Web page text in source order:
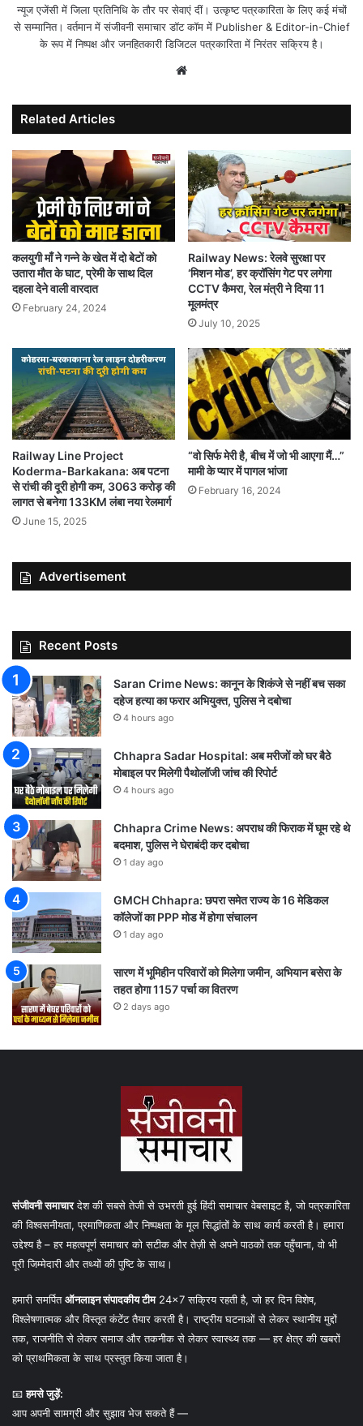
न्यूज एजेंसी में जिला प्रतिनिधि के तौर पर सेवाएं दीं। उत्कृष्ट पत्रकारिता के लिए कई मंचों
से सम्मानित। वर्तमान में संजीवनी समाचार डॉट कॉम में Publisher & Editor-in-Chief
के रूप में निष्पक्ष और जनहितकारी डिजिटल पत्रकारिता में निरंतर सक्रिय है।
Related Articles
कलयुगी माँ ने गन्ने के खेत में दो बेटों को
उतारा मौत के घाट, प्रेमी के साथ दिल
दहला देने वाली वारदात
February 24, 2024
Railway News: रेलवे सुरक्षा पर
‘मिशन मोड’, हर क्रॉसिंग गेट पर लगेगा
CCTV कैमरा, रेल मंत्री ने दिया 11
मूलमंत्र
July 10, 2025
Railway Line Project
Koderma-Barkakana: अब पटना
से रांची की दूरी होगी कम, 3063 करोड़ की
लागत से बनेगा 133KM लंबा नया रेलमार्ग
June 15, 2025
“वो सिर्फ मेरी है, बीच में जो भी आएगा मैं…”
मामी के प्यार में पागल भांजा
February 16, 2024
Advertisement
Recent Posts
Saran Crime News: कानून के शिकंजे से नहीं बच सका
दहेज हत्या का फरार अभियुक्त, पुलिस ने दबोचा
4 hours ago
Chhapra Sadar Hospital: अब मरीजों को घर बैठे
मोबाइल पर मिलेगी पैथोलॉजी जांच की रिपोर्ट
4 hours ago
Chhapra Crime News: अपराध की फिराक में घूम रहे थे
बदमाश, पुलिस ने घेराबंदी कर दबोचा
1 day ago
GMCH Chhapra: छपरा समेत राज्य के 16 मेडिकल
कॉलेजों का PPP मोड में होगा संचालन
1 day ago
सारण में भूमिहीन परिवारों को मिलेगा जमीन, अभियान बसेरा के
तहत होगा 1157 पर्चा का वितरण
2 days ago
संजीवनी समाचारदेश की सबसे तेजी से उभरती हुई हिंदी समाचार वेबसाइट है, जो पत्रकारिता
की विश्वसनीयता, प्रमाणिकता और निष्पक्षता के मूल सिद्धांतों के साथ कार्य करती है। हमारा
उद्देश्य है – हर महत्वपूर्ण समाचार को सटीक और तेज़ी से अपने पाठकों तक पहुँचाना, वो भी
पूरी जिम्मेदारी और तथ्यों की पुष्टि के साथ।
हमारी समर्पितऑनलाइन संपादकीय टीम24×7 सक्रिय रहती है, जो हर दिन विशेष,
विश्लेषणात्मक और विस्तृत कंटेंट तैयार करती है। राष्ट्रीय घटनाओं से लेकर स्थानीय मुद्दों
तक, राजनीति से लेकर समाज और तकनीक से लेकर स्वास्थ्य तक — हर क्षेत्र की खबरों
को प्राथमिकता के साथ प्रस्तुत किया जाता है।
📧हमसे जुड़ें:
आप अपनी सामग्री और सुझाव भेज सकते हैं —